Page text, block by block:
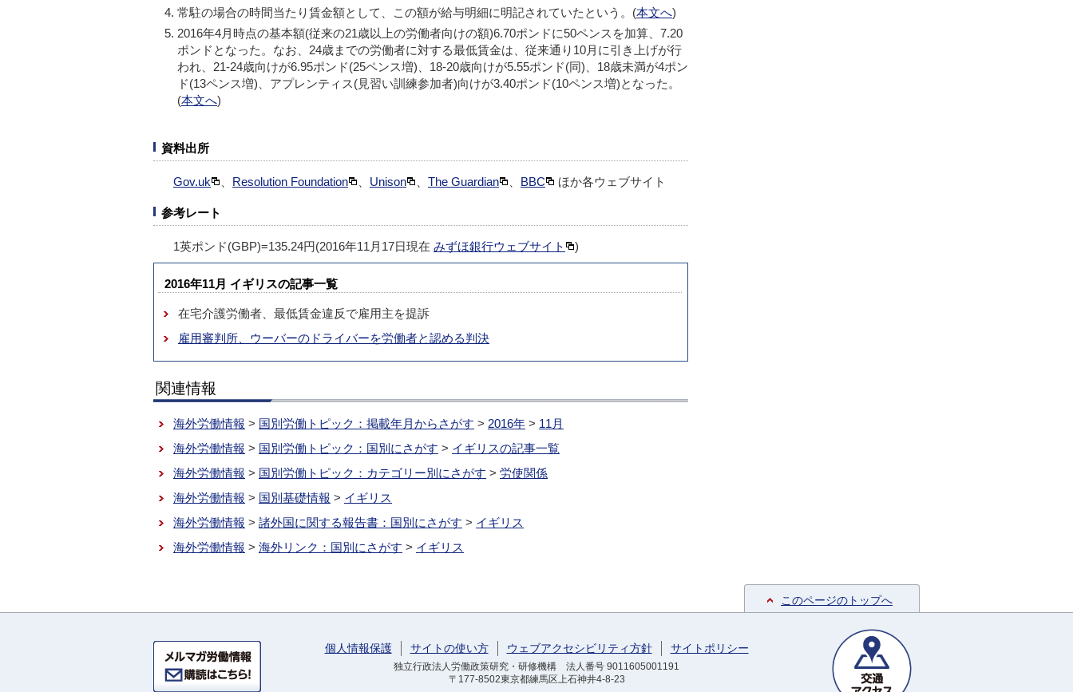
常駐の場合の時間当たり賃金額として、この額が給与明細に明記されていたという。(本文へ)
2016年4月時点の基本額(従来の21歳以上の労働者向けの額)6.70ポンドに50ペンスを加算、7.20
ポンドとなった。なお、24歳までの労働者に対する最低賃金は、従来通り10月に引き上げが行
われ、21-24歳向けが6.95ポンド(25ペンス増)、18-20歳向けが5.55ポンド(同)、18歳未満が4ポン
ド(13ペンス増)、アプレンティス(見習い訓練参加者)向けが3.40ポンド(10ペンス増)となった。
(本文へ)
資料出所
Gov.uk Resolution Foundation Unison The Guardian BBC ほか各ウェブサイト
参考レート
1英ポンド(GBP)=135.24円(2016年11月17日現在 みずほ銀行ウェブサイト )
2016年11月 イギリスの記事一覧
在宅介護労働者、最低賃金違反で雇用主を提訴
雇用審判所、ウーバーのドライバーを労働者と認める判決
関連情報
海外労働情報 > 国別労働トピック：掲載年月からさがす > 2016年 > 11月
海外労働情報 > 国別労働トピック：国別にさがす > イギリスの記事一覧
海外労働情報 > 国別労働トピック：カテゴリー別にさがす > 労使関係
海外労働情報 > 国別基礎情報 > イギリス
海外労働情報 > 諸外国に関する報告書：国別にさがす > イギリス
海外労働情報 > 海外リンク：国別にさがす > イギリス
このページのトップへ
個人情報保護 サイトの使い方 ウェブアクセシビリティ方針 サイトポリシー
独立行政法人労働政策研究・研修機構 法人番号 9011605001191
〒177-8502東京都練馬区上石神井4-8-23